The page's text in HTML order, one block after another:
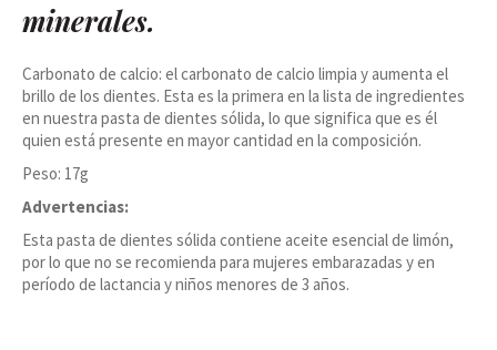
minerales.
Carbonato de calcio: el carbonato de calcio limpia y aumenta el
brillo de los dientes. Esta es la primera en la lista de ingredientes
en nuestra pasta de dientes sólida, lo que significa que es él
quien está presente en mayor cantidad en la composición.
Peso: 17g
Advertencias:
Esta pasta de dientes sólida contiene aceite esencial de limón,
por lo que no se recomienda para mujeres embarazadas y en
período de lactancia y niños menores de 3 años.